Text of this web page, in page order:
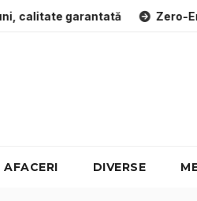
Zero-Emission
AFACERI DIVERSE